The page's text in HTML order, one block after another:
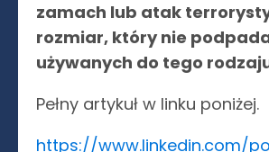
zamach lub atak
rozmiar, który nie
używanych do tego
Pełny artykuł w linku poniżej.
https://www.linkedin.com/